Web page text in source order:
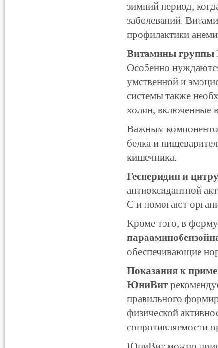
зимний период,
заболеваний.
профилактики
Витамины группы
Особенно
умственной и
системы также
холин, включенные
Важным
белка и
кишечника.
Гесперидин и
антиоксидаптной
С и помогают
Кроме того, в
обеспечивающие
Показания к
ЮниВит
правильного
физической
сопротивляемости